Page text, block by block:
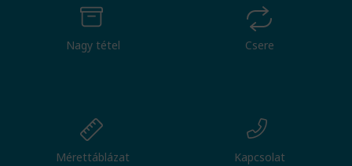
Nagy tétel Csere
Mérettáblázat Kapcsolat